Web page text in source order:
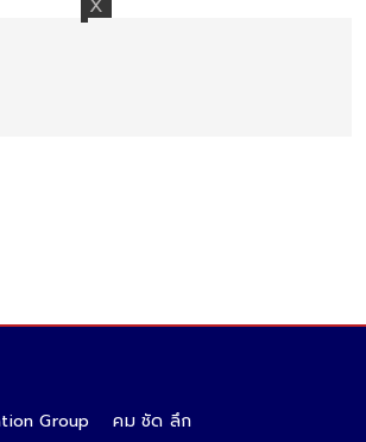
Group
คม ชัด ลึก